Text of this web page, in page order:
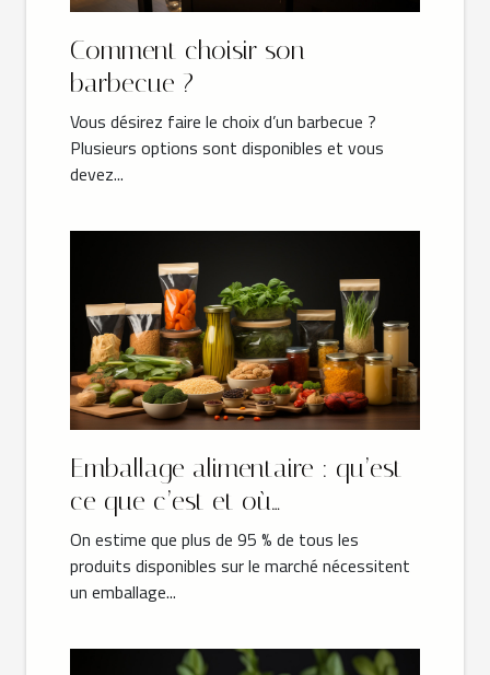
Comment choisir son
barbecue ?
Vous désirez faire le choix d’un barbecue ?
Plusieurs options sont disponibles et vous
devez...
Emballage alimentaire : qu’est-
ce que c’est et où
commander ?
On estime que plus de 95 % de tous les
produits disponibles sur le marché nécessitent
un emballage...